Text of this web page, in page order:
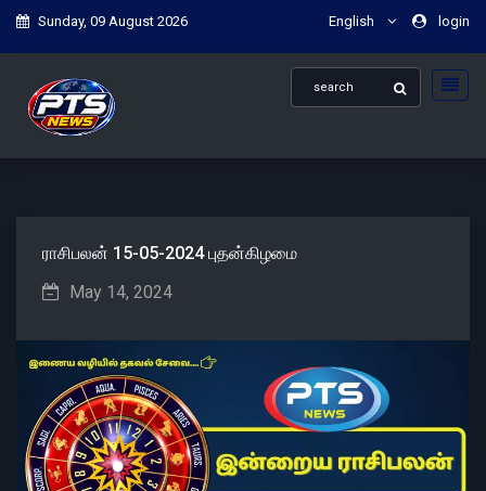
Sunday, 09 August 2026 English login
ராசிபலன் 15-05-2024 புதன்கிழமை
May 14, 2024